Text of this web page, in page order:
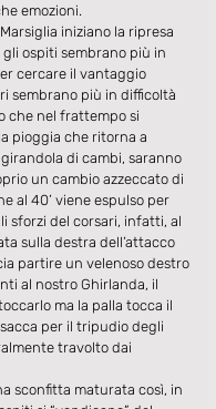
emozioni.
iniziano la ripresa
ospiti sembrano più in
cercare il vantaggio
sembrano più in difficoltà
che nel frattempo si
pioggia che ritorna a
di cambi, saranno
un cambio azzeccato di
al 40’ viene espulso per
sforzi del corsari, infatti, al
sulla destra dell’attacco
partire un velenoso destro
al nostro Ghirlanda, il
ma la palla tocca il
per il tripudio degli
travolto dai
sconfitta maturata così, in